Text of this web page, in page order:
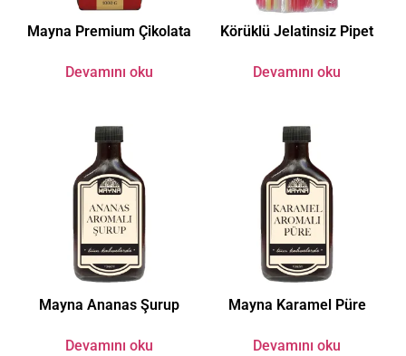
Mayna Premium Çikolata
Devamını oku
Körüklü Jelatinsiz Pipet
Devamını oku
Mayna Ananas Şurup
Devamını oku
Mayna Karamel Püre
Devamını oku